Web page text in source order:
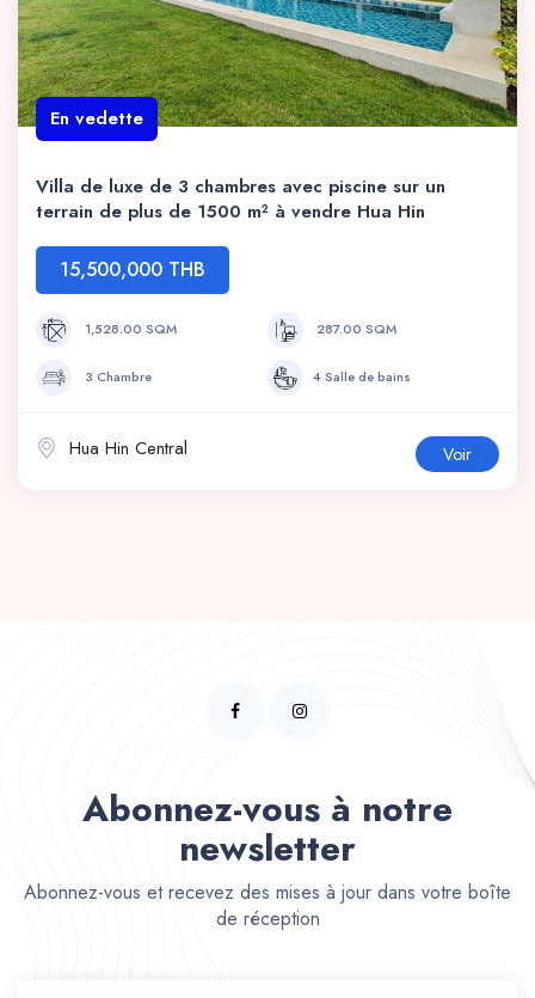
En vedette
Villa de luxe de 3 chambres avec piscine sur un
terrain de plus de 1500 m² à vendre Hua Hin
15,500,000 THB
1,528.00 SQM 287.00 SQM
3 Chambre 4 Salle de bains
Hua Hin Central Voir
Abonnez-vous à notre
newsletter
Abonnez-vous et recevez des mises à jour dans votre boîte
de réception